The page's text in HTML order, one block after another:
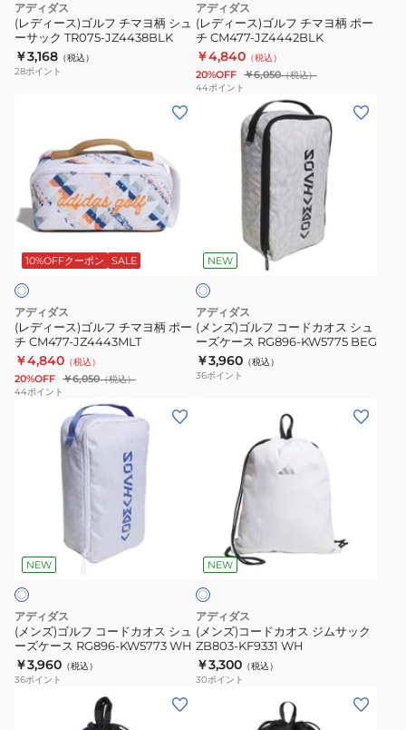
ヨ
柄
シ
TR075-
JZ4438BLK
アディダス
(レディース)ゴルフ チマヨ柄 シュ
ーサック TR075-JZ4438BLK
￥3,168 （税込）
28ポイント
ヨ
柄
ポ
ー
CM477-
JZ4442BLK
アディダス
(レディース)ゴルフ チマヨ柄 ポー
チ CM477-JZ4442BLK
￥4,840 （税込）
20%OFF ￥6,050（税込）
44ポイント
ス)
ゴ
フ
チ
マ
ヨ
柄
ポ
ー
CM477-
JZ4443MLT
10%OFFクーポン SALE
アディダス
(レディース)ゴルフ チマヨ柄 ポー
チ CM477-JZ4443MLT
￥4,840 （税込）
20%OFF ￥6,050（税込）
44ポイント
ー
ド
カ
オ
ス
シ
RG896-
KW5775
BEG
NEW
パ
ー
ル
イ
ト
アディダス
(メンズ)ゴルフ コードカオス シュ
ーズケース RG896-KW5775 BEG
￥3,960 （税込）
36ポイント
ー
ド
カ
オ
ス
シ
NEW
アディダス
(メンズ)ゴルフ コードカオス シュ
ーズケース RG896-KW5773 WH
￥3,960 （税込）
36ポイント
オ
ス
ジ
ム
サ
ッ
NEW
ホ
ワ
イ
アディダス
(メンズ)コードカオス ジムサック
ZB803-KF9331 WH
￥3,300 （税込）
30ポイント